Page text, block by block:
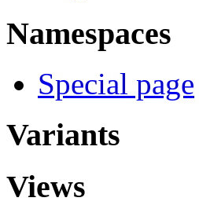
Namespaces
Special page
Variants
Views